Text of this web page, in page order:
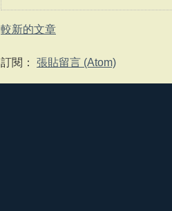
較新的文章
訂閱： 張貼留言 (Atom)